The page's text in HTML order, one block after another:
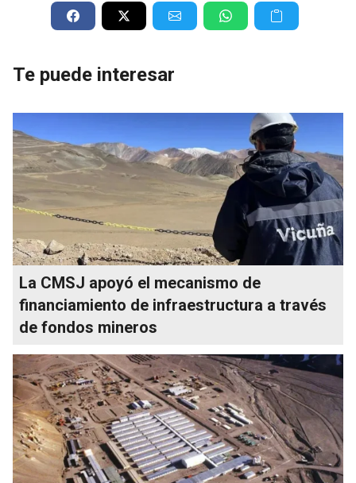
Te puede interesar
La CMSJ apoyó el mecanismo de
financiamiento de infraestructura a través
de fondos mineros